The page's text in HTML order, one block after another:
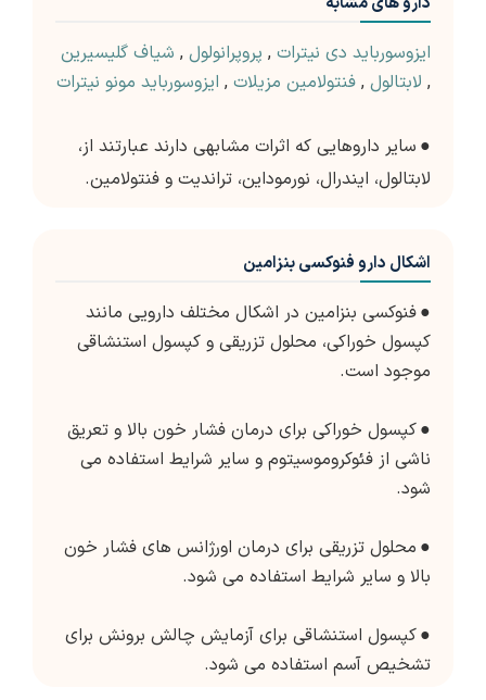
ایزوسورباید دی نیترات , پروپرانولول , شیاف گلیسیرین
, لابتالول , فنتولامین مزیلات , ایزوسورباید مونو نیترات
● سایر داروهایی که اثرات مشابهی دارند عبارتند از،
لابتالول، ایندرال، نورموداین، تراندیت و فنتولامین.
اشکال دارو فنوکسی بنزامین
●فنوکسی بنزامین در اشکال مختلف دارویی مانند
کپسول خوراکی، محلول تزریقی و کپسول استنشاقی
موجود است.
●کپسول خوراکی برای درمان فشار خون بالا و تعریق
ناشی از فئوکروموسیتوم و سایر شرایط استفاده می
شود.
● محلول تزریقی برای درمان اورژانس های فشار خون
بالا و سایر شرایط استفاده می شود.
●کپسول استنشاقی برای آزمایش چالش برونش برای
تشخیص آسم استفاده می شود.